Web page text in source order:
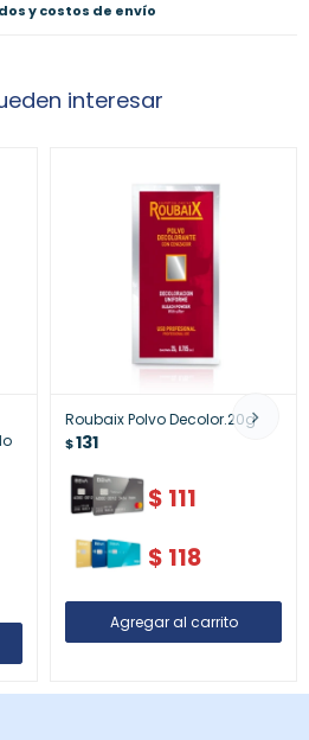
y costos de envío
interesar
Roubaix Polvo Decolor.20g
$131
$ 111
$ 118